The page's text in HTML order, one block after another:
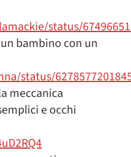
status/
bambino con un
status/
meccanica
e occhi